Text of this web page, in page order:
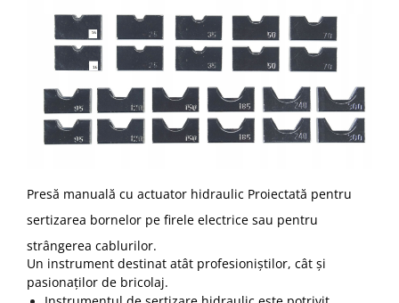
Presă manuală cu actuator hidraulic Proiectată pentru
sertizarea bornelor pe firele electrice sau pentru
strângerea cablurilor.
Un instrument destinat atât profesioniștilor, cât și
pasionaților de bricolaj.